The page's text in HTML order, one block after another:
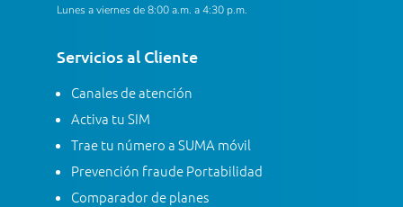
Lunes a viernes de 8:00 a.m. a 4:30 p.m.
Servicios al Cliente
Canales de atención
Activa tu SIM
Trae tu número a SUMA móvil
Prevención fraude Portabilidad
Comparador de planes